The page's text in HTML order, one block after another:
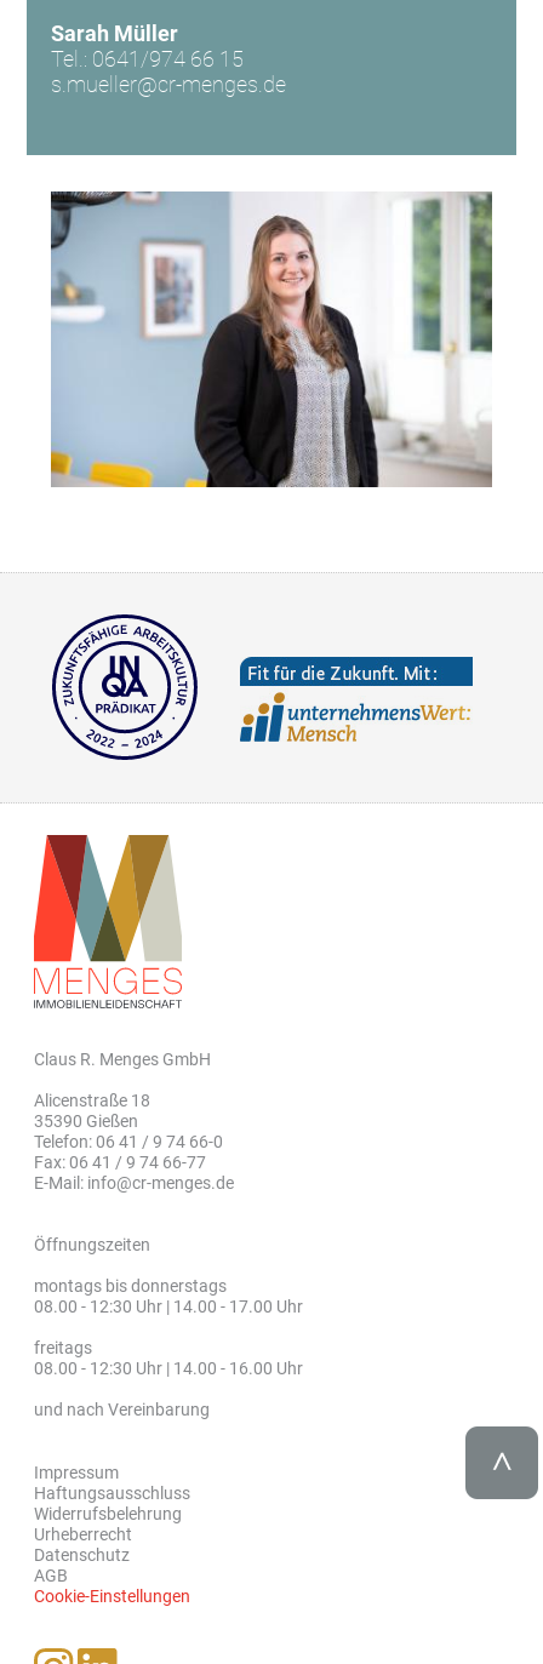
Sarah Müller
Tel.: 0641/974 66 15
s.mueller@cr-menges.de
Claus R. Menges GmbH
Alicenstraße 18
35390 Gießen
Telefon: 06 41 / 9 74 66-0
Fax: 06 41 / 9 74 66-77
E-Mail: info@cr-menges.de
Öffnungszeiten
montags bis donnerstags
08.00 - 12:30 Uhr | 14.00 - 17.00 Uhr
freitags
08.00 - 12:30 Uhr | 14.00 - 16.00 Uhr
und nach Vereinbarung
Impressum
Haftungsausschluss
Widerrufsbelehrung
Urheberrecht
Datenschutz
AGB
Cookie-Einstellungen